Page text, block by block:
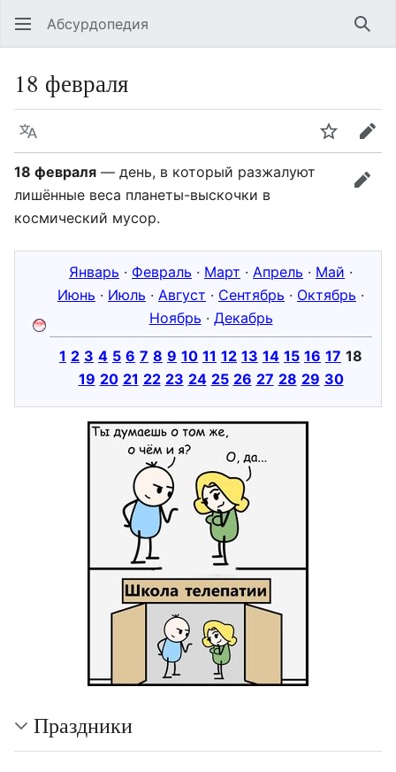
Абсурдопедия
18 февраля
Язык
18 февраля — день, в который разжалуют
лишённые веса планеты-выскочки в
космический мусор.
Январь · Февраль · Март · Апрель · Май ·
Июнь · Июль · Август · Сентябрь · Октябрь ·
Ноябрь · Декабрь
1 2 3 4 5 6 7 8 9 10 11 12 13 14 15 16 17 18
19 20 21 22 23 24 25 26 27 28 29 30
Праздники